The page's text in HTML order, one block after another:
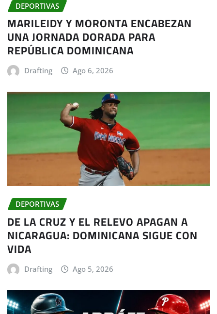
DEPORTIVAS
MARILEIDY Y MORONTA ENCABEZAN
UNA JORNADA DORADA PARA
REPÚBLICA DOMINICANA
Drafting Ago 6, 2026
DEPORTIVAS
DE LA CRUZ Y EL RELEVO APAGAN A
NICARAGUA: DOMINICANA SIGUE CON
VIDA
Drafting Ago 5, 2026